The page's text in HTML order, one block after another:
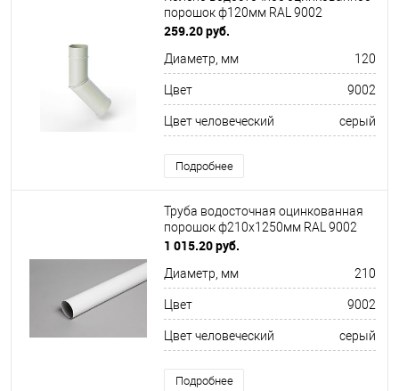
порошок ф120мм RAL 9002
259.20 руб.
Диаметр, мм 120
Цвет 9002
Цвет человеческий серый
Подробнее
Труба водосточная оцинкованная
порошок ф210х1250мм RAL 9002
1 015.20 руб.
Диаметр, мм 210
Цвет 9002
Цвет человеческий серый
Подробнее